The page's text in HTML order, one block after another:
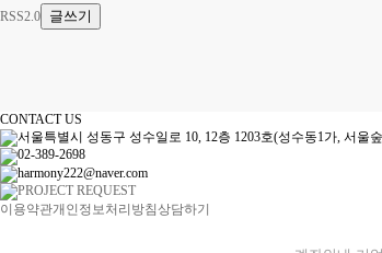
RSS2.0 글쓰기
CONTACT US
서울특별시 성동구 성수일로 10, 12층 1203호(성수동1가, 서울
02-389-2698
harmony222@naver.com
PROJECT REQUEST
이용약관개인정보처리방침상담하기